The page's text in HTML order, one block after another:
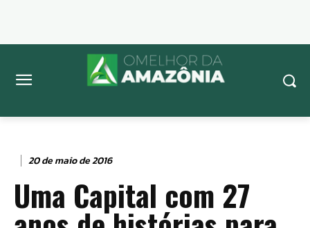
20 de maio de 2016
Uma Capital com 27